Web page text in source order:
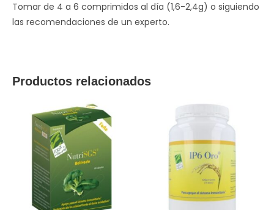
Tomar de 4 a 6 comprimidos al día (1,6-2,4g) o siguiendo
las recomendaciones de un experto.
Productos relacionados